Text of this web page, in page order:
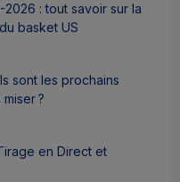
: tout savoir sur la
basket US
sont les prochains
?
en Direct et